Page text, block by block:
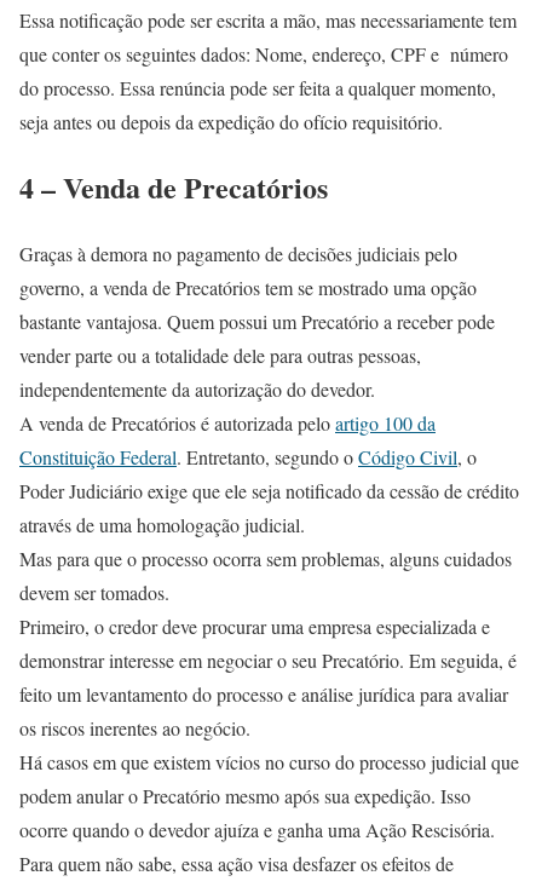
Essa notificação pode ser escrita a mão, mas necessariamente tem
que conter os seguintes dados: Nome, endereço, CPF e número
do processo. Essa renúncia pode ser feita a qualquer momento,
seja antes ou depois da expedição do ofício requisitório.
4 – Venda de Precatórios
Graças à demora no pagamento de decisões judiciais pelo
governo, a venda de Precatórios tem se mostrado uma opção
bastante vantajosa. Quem possui um Precatório a receber pode
vender parte ou a totalidade dele para outras pessoas,
independentemente da autorização do devedor.
A venda de Precatórios é autorizada peloartigo 100 da
Constituição Federal. Entretanto, segundo oCódigo Civil, o
Poder Judiciário exige que ele seja notificado da cessão de crédito
através de uma homologação judicial.
Mas para que o processo ocorra sem problemas, alguns cuidados
devem ser tomados.
Primeiro, o credor deve procurar uma empresa especializada e
demonstrar interesse em negociar o seu Precatório. Em seguida, é
feito um levantamento do processo e análise jurídica para avaliar
os riscos inerentes ao negócio.
Há casos em que existem vícios no curso do processo judicial que
podem anular o Precatório mesmo após sua expedição. Isso
ocorre quando o devedor ajuíza e ganha uma Ação Rescisória.
Para quem não sabe, essa ação visa desfazer os efeitos de